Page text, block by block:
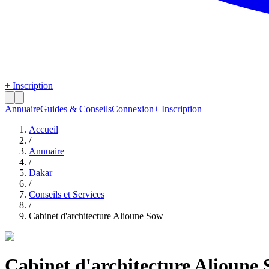
+ Inscription
AnnuaireGuides & ConseilsConnexion+ Inscription
Accueil
/
Annuaire
/
Dakar
/
Conseils et Services
/
Cabinet d'architecture Alioune Sow